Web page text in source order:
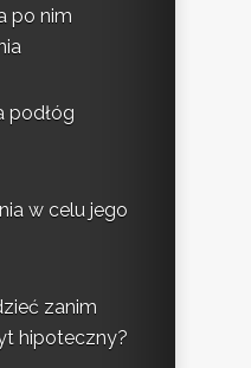
po nim
podłóg
w celu jego
zanim
hipoteczny?